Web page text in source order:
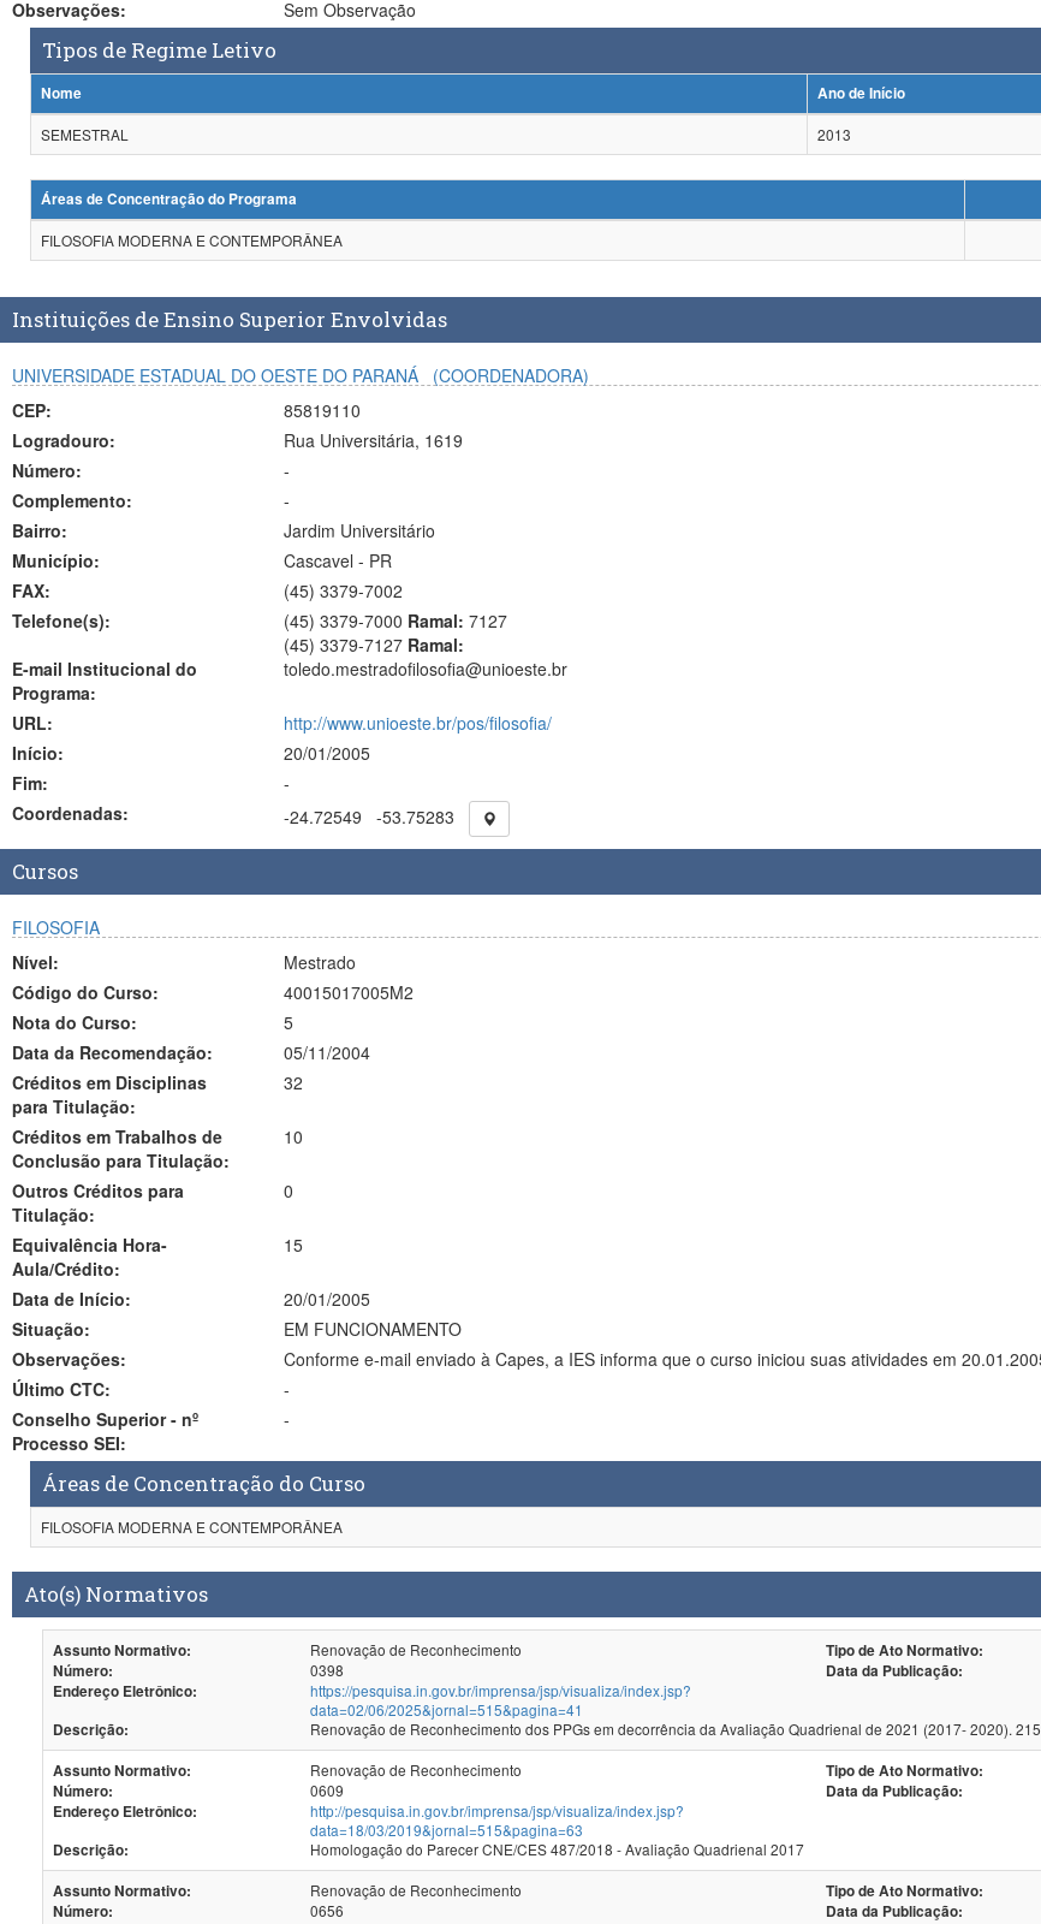
Observações:
Sem Observação
Tipos de Regime Letivo
Nome
Ano de Início
SEMESTRAL
2013
Áreas de Concentração do Programa
FILOSOFIA MODERNA E CONTEMPORÂNEA
Instituições de Ensino Superior Envolvidas
UNIVERSIDADE ESTADUAL DO OESTE DO PARANÁ
(COORDENADORA)
CEP:
85819110
Logradouro:
Rua Universitária, 1619
Número:
-
Complemento:
-
Bairro:
Jardim Universitário
Município:
Cascavel - PR
FAX:
(45) 3379-7002
Telefone(s):
(45) 3379-7000 Ramal: 7127
(45) 3379-7127 Ramal:
E-mail Institucional do
Programa:
toledo.mestradofilosofia@unioeste.br
URL:
http://www.unioeste.br/pos/filosofia/
Início:
20/01/2005
Fim:
-
Coordenadas:
-24.72549 -53.75283
Cursos
FILOSOFIA
Nível:
Mestrado
Código do Curso:
40015017005M2
Nota do Curso:
5
Data da Recomendação:
05/11/2004
Créditos em Disciplinas
para Titulação:
32
Créditos em Trabalhos de
Conclusão para Titulação:
10
Outros Créditos para
Titulação:
0
Equivalência Hora-
Aula/Crédito:
15
Data de Início:
20/01/2005
Situação:
EM FUNCIONAMENTO
Observações:
Conforme e-mail enviado à Capes, a IES informa que o curso iniciou suas
Último CTC:
-
Conselho Superior - nº
Processo SEI:
-
Áreas de Concentração do Curso
FILOSOFIA MODERNA E CONTEMPORÂNEA
Ato(s) Normativos
Assunto Normativo: Renovação de Reconhecimento Tipo de Ato Normativo:
Número:
0398 Data da Publicação:
Endereço Eletrônico:
https://pesquisa.in.gov.br/imprensa/jsp/visualiza/index.jsp?
data=02/06/2025&jornal=515&pagina=41
Descrição:
Renovação de Reconhecimento dos PPGs em decorrência da Avaliação Quadrienal de 2021 (2017- 2020).
Assunto Normativo: Renovação de Reconhecimento Tipo de Ato Normativo:
Número:
0609 Data da Publicação:
Endereço Eletrônico:
http://pesquisa.in.gov.br/imprensa/jsp/visualiza/index.jsp?
data=18/03/2019&jornal=515&pagina=63
Descrição:
Homologação do Parecer CNE/CES 487/2018 - Avaliação Quadrienal 2017
Assunto Normativo: Renovação de Reconhecimento Tipo de Ato Normativo:
Número:
0656 Data da Publicação: